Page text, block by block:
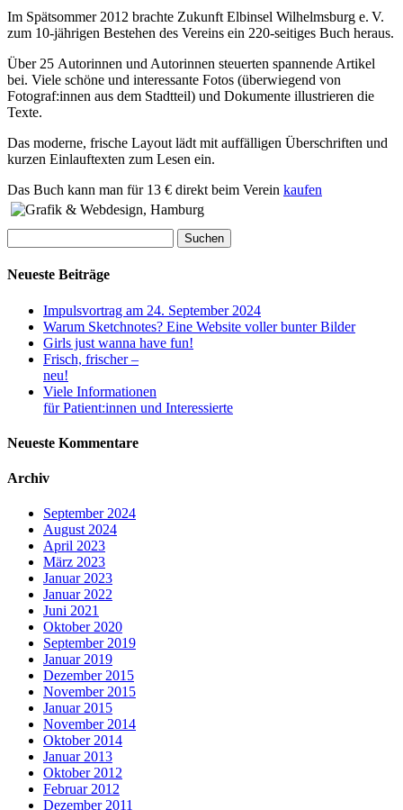
Im Spätsommer 2012 brachte Zukunft Elbinsel Wilhelmsburg e. V.
zum 10-jährigen Bestehen des Vereins ein 220-seitiges Buch heraus.
Über 25 Autorinnen und Autorinnen steuerten spannende Artikel
bei. Viele schöne und interessante Fotos (überwiegend von
Fotograf:innen aus dem Stadtteil) und Dokumente illustrieren die
Texte.
Das moderne, frische Layout lädt mit auffälligen Überschriften und
kurzen Einlauftexten zum Lesen ein.
Das Buch kann man für 13 € direkt beim Verein kaufen
nach:
Neueste Beiträge
Impulsvortrag am 24. September 2024
Warum Sketchnotes? Eine Website voller bunter Bilder
Girls just wanna have fun!
Frisch, frischer –
neu!
Viele Informationen
für Patient:innen und Interessierte
Neueste Kommentare
Archiv
September 2024
August 2024
April 2023
März 2023
Januar 2023
Januar 2022
Juni 2021
Oktober 2020
September 2019
Januar 2019
Dezember 2015
November 2015
Januar 2015
November 2014
Oktober 2014
Januar 2013
Oktober 2012
Februar 2012
Dezember 2011